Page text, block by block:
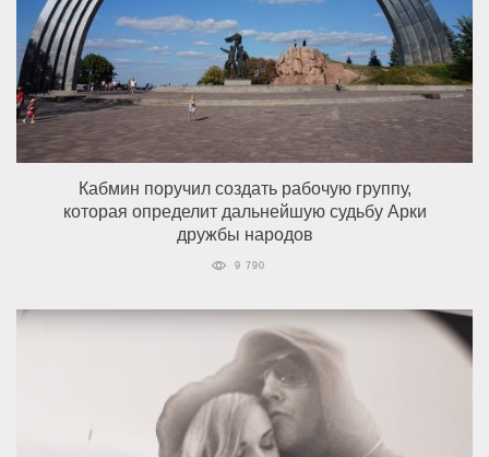
Кабмин поручил создать рабочую группу,
которая определит дальнейшую судьбу Арки
дружбы народов
9 790